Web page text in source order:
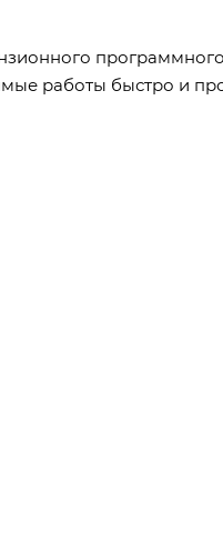
работы быстро и